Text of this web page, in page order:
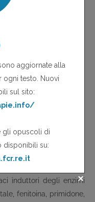
ed è consigliabile
per 7 giorni.
di solo desogestrel è
vaginale di origine
proteina C attivata,
induttori degli enzimi
fenitoina, primidone,